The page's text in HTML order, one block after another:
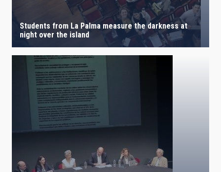
Students from La Palma measure the darkness at
night over the island